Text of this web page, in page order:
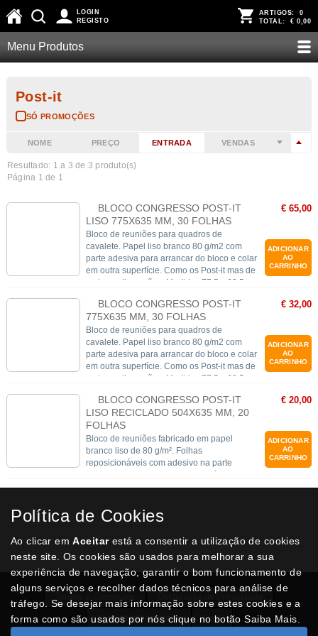
LOGIN
REGISTO
ARTIGOS: 0
TOTAL: € 0,00
Menu Produtos
Post-it
SÓ PROMOÇÕES
NOME PREÇO ENTRADA VENDAS
Resultado: 1 a 3 de 3 produto(s)
Página 1 de 1
BLOCO CONGRESSO POST-IT
LISO 775X635 MM, 30 FOLHAS
Bloco de reuniões para quadros de
cavalete. Papel liso branco 80 g/m2 com
parte adesiva para arrancar do bloco e colar
em outra superfície. Como os Post-it mas de
maiores dimensões. Medidas 77,5 x 63,5
€ 65,00
ADICIONAR
AO
CARRINHO
BLOCO CONGRESSO POST-IT
775X635 MM, 30 FOLHAS
Bloco de reuniões para quadros de
cavalete. Papel liso branco 80 g/m2 com
parte adesiva para arrancar do bloco e colar
em outra superfície. Como os Post-it mas de
maiores dimensões. Medidas 77,5 x 63,5
€ 32,00
ADICIONAR
AO
CARRINHO
BLOCO CONGRESSO POST-IT
LISO RECICLADO 504X635 MM, 20
FOLHAS
Bloco de reuniões fabricado em papel
branco liso de 80 g/m². Folhas
reposicionáveis com adesivo na parte
das superfícies. A tinta não trespassa o
triangular, dobrável para um cómodo
transporte e armazenamento. Medidas: 58,4
cm x 50,8 cm. 20 folhas/bloco.
€ 20,00
ADICIONAR
AO
CARRINHO
Termos e Condições
Livro de reclamações Lista
Política de Cookies
Ao clicar emAceitarestá a consentir a utilização de cookies
neste site. Os cookies são usados para melhorar a sua
experiência de navegação, garantir o bom funcionamento de
alguns serviços e recolher dados técnicos para análise de
tráfego. Se desejar mais informação sobre estes cookies e a
forma como são usados por nós clique no botão Saiba Mais.